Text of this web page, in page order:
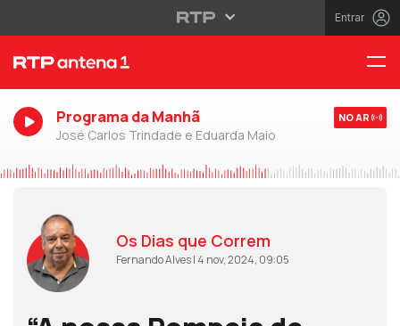
Entrar
Programa da Manhã
José Carlos Trindade e Eduarda Maio
NO AR
Os Dias que Correm
Fernando Alves | 4 nov, 2024, 09:05